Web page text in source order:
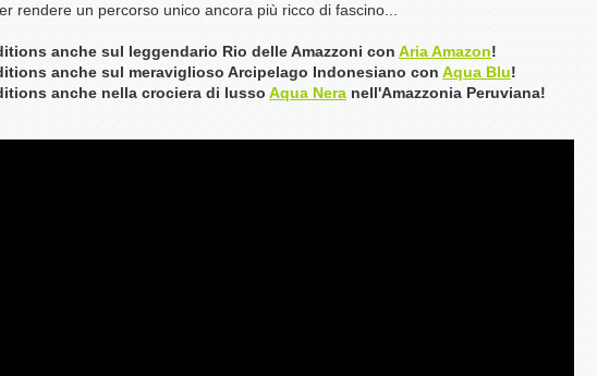
rendere un percorso unico ancora più ricco di fascino...
anche sul leggendario Rio delle Amazzoni con Aria Amazon!
anche sul meraviglioso Arcipelago Indonesiano con Aqua Blu!
anche nella crociera di lusso Aqua Nera nell'Amazzonia Peruviana!